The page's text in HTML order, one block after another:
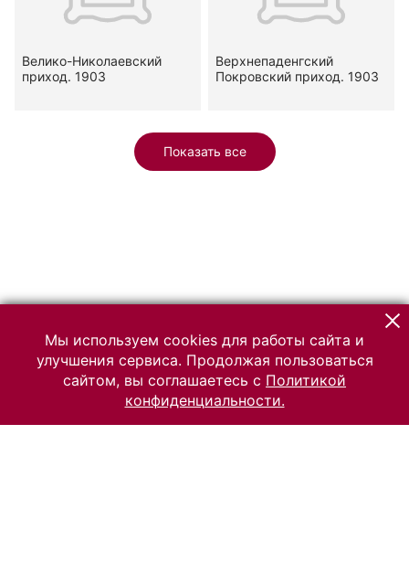
Велико-Николаевский
приход. 1903
Верхнепаденгский
Покровский приход. 1903
Показать все
Мы используем cookies для работы сайта и
улучшения сервиса. Продолжая пользоваться
сайтом, вы соглашаетесь с Политикой
конфиденциальности.